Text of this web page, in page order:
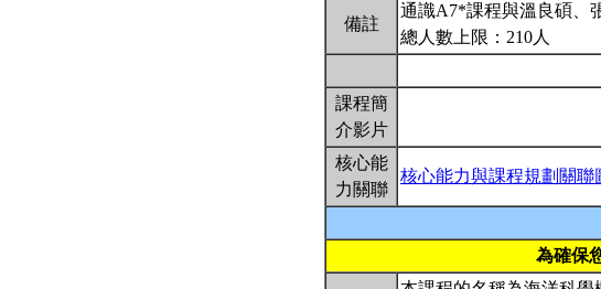
備註
通識A7*課程與溫良碩、
總人數上限：210人
課程簡
介影片
核心能
力關聯
核心能力與課程規劃關聯
為確保